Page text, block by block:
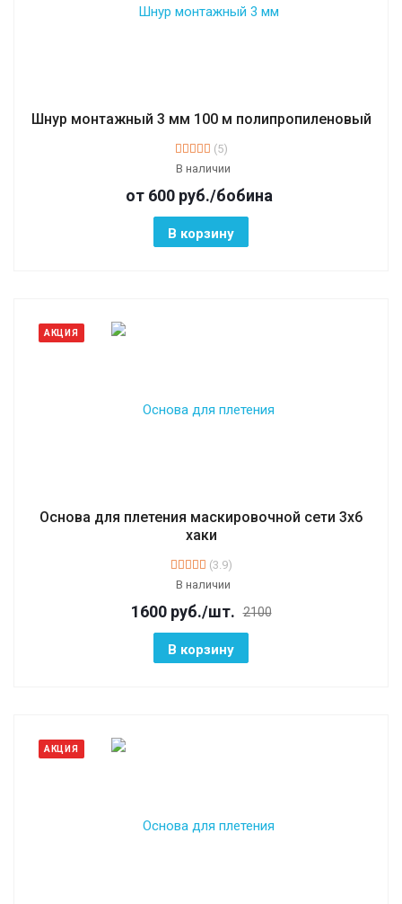
Шнур монтажный 3 мм 100 м полипропиленовый
(5)
В наличии
от 600 руб./бобина
В корзину
АКЦИЯ
Основа для плетения маскировочной сети 3х6
хаки
(3.9)
В наличии
1600 руб./шт. 2100
В корзину
АКЦИЯ